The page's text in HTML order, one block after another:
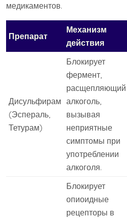
медикаментов.
Препарат
Механизм
действия
Дисульфирам
(Эспераль,
Тетурам)
Блокирует
фермент,
расщепляющий
алкоголь,
вызывая
неприятные
симптомы при
употреблении
алкоголя.
Блокирует
опиоидные
рецепторы в